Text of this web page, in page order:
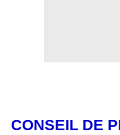
CONSEIL DE